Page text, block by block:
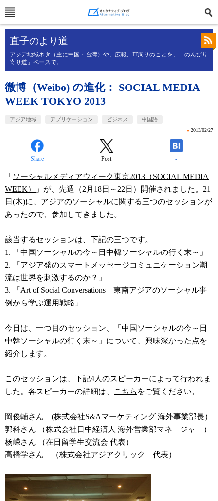
直子のより道
アジア地域ネタ（主に中国・台湾）や、広報、IT周りのことを、「のんびり
寄り道」ペースで。
微博（Weibo) の進化： SOCIAL MEDIA
WEEK TOKYO 2013
アジア地域 アプリケーション ビジネス 中国語
» 2013/02/27
Share Post -
「 ソーシャルメディアウィーク東京2013（SOCIAL MEDIA
WEEK）
」が、先週（2月18日～22日）開催されました。21
日(木)に、アジアのソーシャルに関する三つのセッションが
あったので、参加してきました。
該当するセッションは、下記の三つです。
1. 「中国ソーシャルの今～日中韓ソーシャルの行く末～」
2. 「アジア発のスマートメッセージコミュニケーション潮
流は世界を刺激するのか？」
3. 「Art of Social Conversations 東南アジアのソーシャル事
例から学ぶ運用戦略」
今日は、一つ目のセッション、「中国ソーシャルの今～日
中韓ソーシャルの行く末～」について、興味深かった点を
紹介します。
このセッションは、下記4人のスピーカーによって行われま
した。各スピーカーの詳細は、
こちら をご覧ください。
岡俊輔さん (株式会社S&Aマーケティング 海外事業部長）
郭科さん
（株式会社日中経済人 海外営業部マネージャー）
杨嵘さん
（在日留学生交流会 代表）
高橋学さん （株式会社アジアクリック 代表）